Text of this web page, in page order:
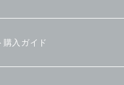
購入ガイド